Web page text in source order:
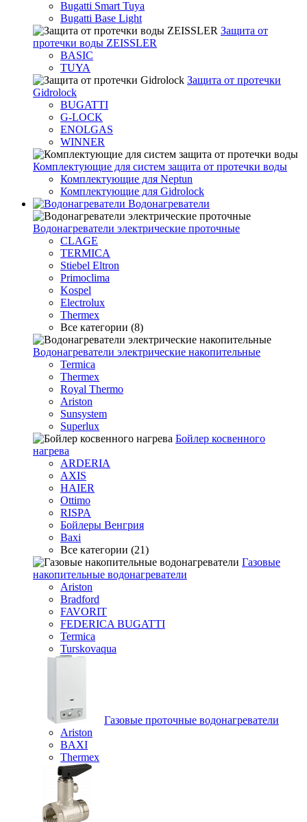
Bugatti Smart Tuya
Bugatti Base Light
Защита от
протечки воды ZEISSLER
BASIC
TUYA
Защита от протечки
Gidrolock
BUGATTI
G-LOCK
ENOLGAS
WINNER
Комплектующие для систем защита от протечки воды
Комплектующие для Neptun
Комплектующие для Gidrolock
Водонагреватели
Водонагреватeли электрические проточные
CLAGE
TERMICA
Stiebel Eltron
Primoclima
Kospel
Electrolux
Thermex
Все категории (8)
Водонагреватели электрические накопительные
Termica
Thermex
Royal Thermo
Ariston
Sunsystem
Superlux
Бойлер косвенного
нагрева
ARDERIA
AXIS
HAIER
Ottimo
RISPA
Бойлеры Венгрия
Baxi
Все категории (21)
Газовые
накопительные водонагреватели
Ariston
Bradford
FAVORIT
FEDERICA BUGATTI
Termica
Turskovaqua
Газовые проточные водонагреватели
Ariston
BAXI
Thermex